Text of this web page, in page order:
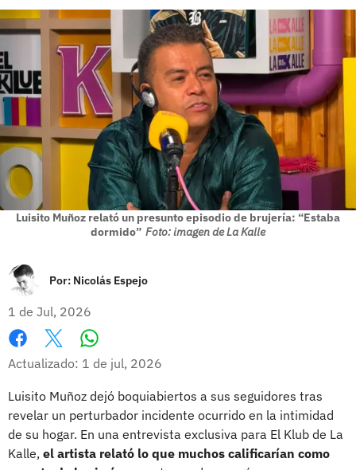
Luisito Muñoz relató un presunto episodio de brujería: “Estaba
dormido” Foto: imagen de La Kalle
Por: Nicolás Espejo
1 de Jul, 2026
Facebook
X
Actualizado: 1 de jul, 2026
Luisito Muñoz dejó boquiabiertos a sus seguidores tras
revelar un perturbador incidente ocurrido en la intimidad
de su hogar. En una entrevista exclusiva para El Klub de La
Kalle, el artista relató lo que muchos calificarían como